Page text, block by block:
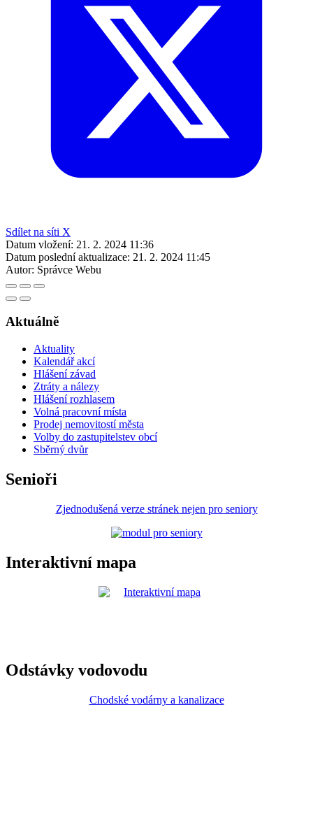
Sdílet na síti X
Datum vložení: 21. 2. 2024 11:36
Datum poslední aktualizace: 21. 2. 2024 11:45
Autor: Správce Webu
Aktuálně
Aktuality
Kalendář akcí
Hlášení závad
Ztráty a nálezy
Hlášení rozhlasem
Volná pracovní místa
Prodej nemovitostí města
Volby do zastupitelstev obcí
Sběrný dvůr
Senioři
Zjednodušená verze stránek nejen pro seniory
Interaktivní mapa
Odstávky vodovodu
Chodské vodárny a kanalizace